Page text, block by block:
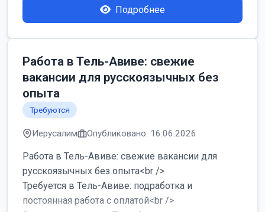
Подробнее
Работа в Тель-Авиве: свежие
вакансии для русскоязычных без
опыта
Требуются
Иерусалим Опубликовано: 16.06.2026
Работа в Тель-Авиве: свежие вакансии для
русскоязычных без опыта<br />
Требуется в Тель-Авиве: подработка и
постоянная работа с оплатой<br />